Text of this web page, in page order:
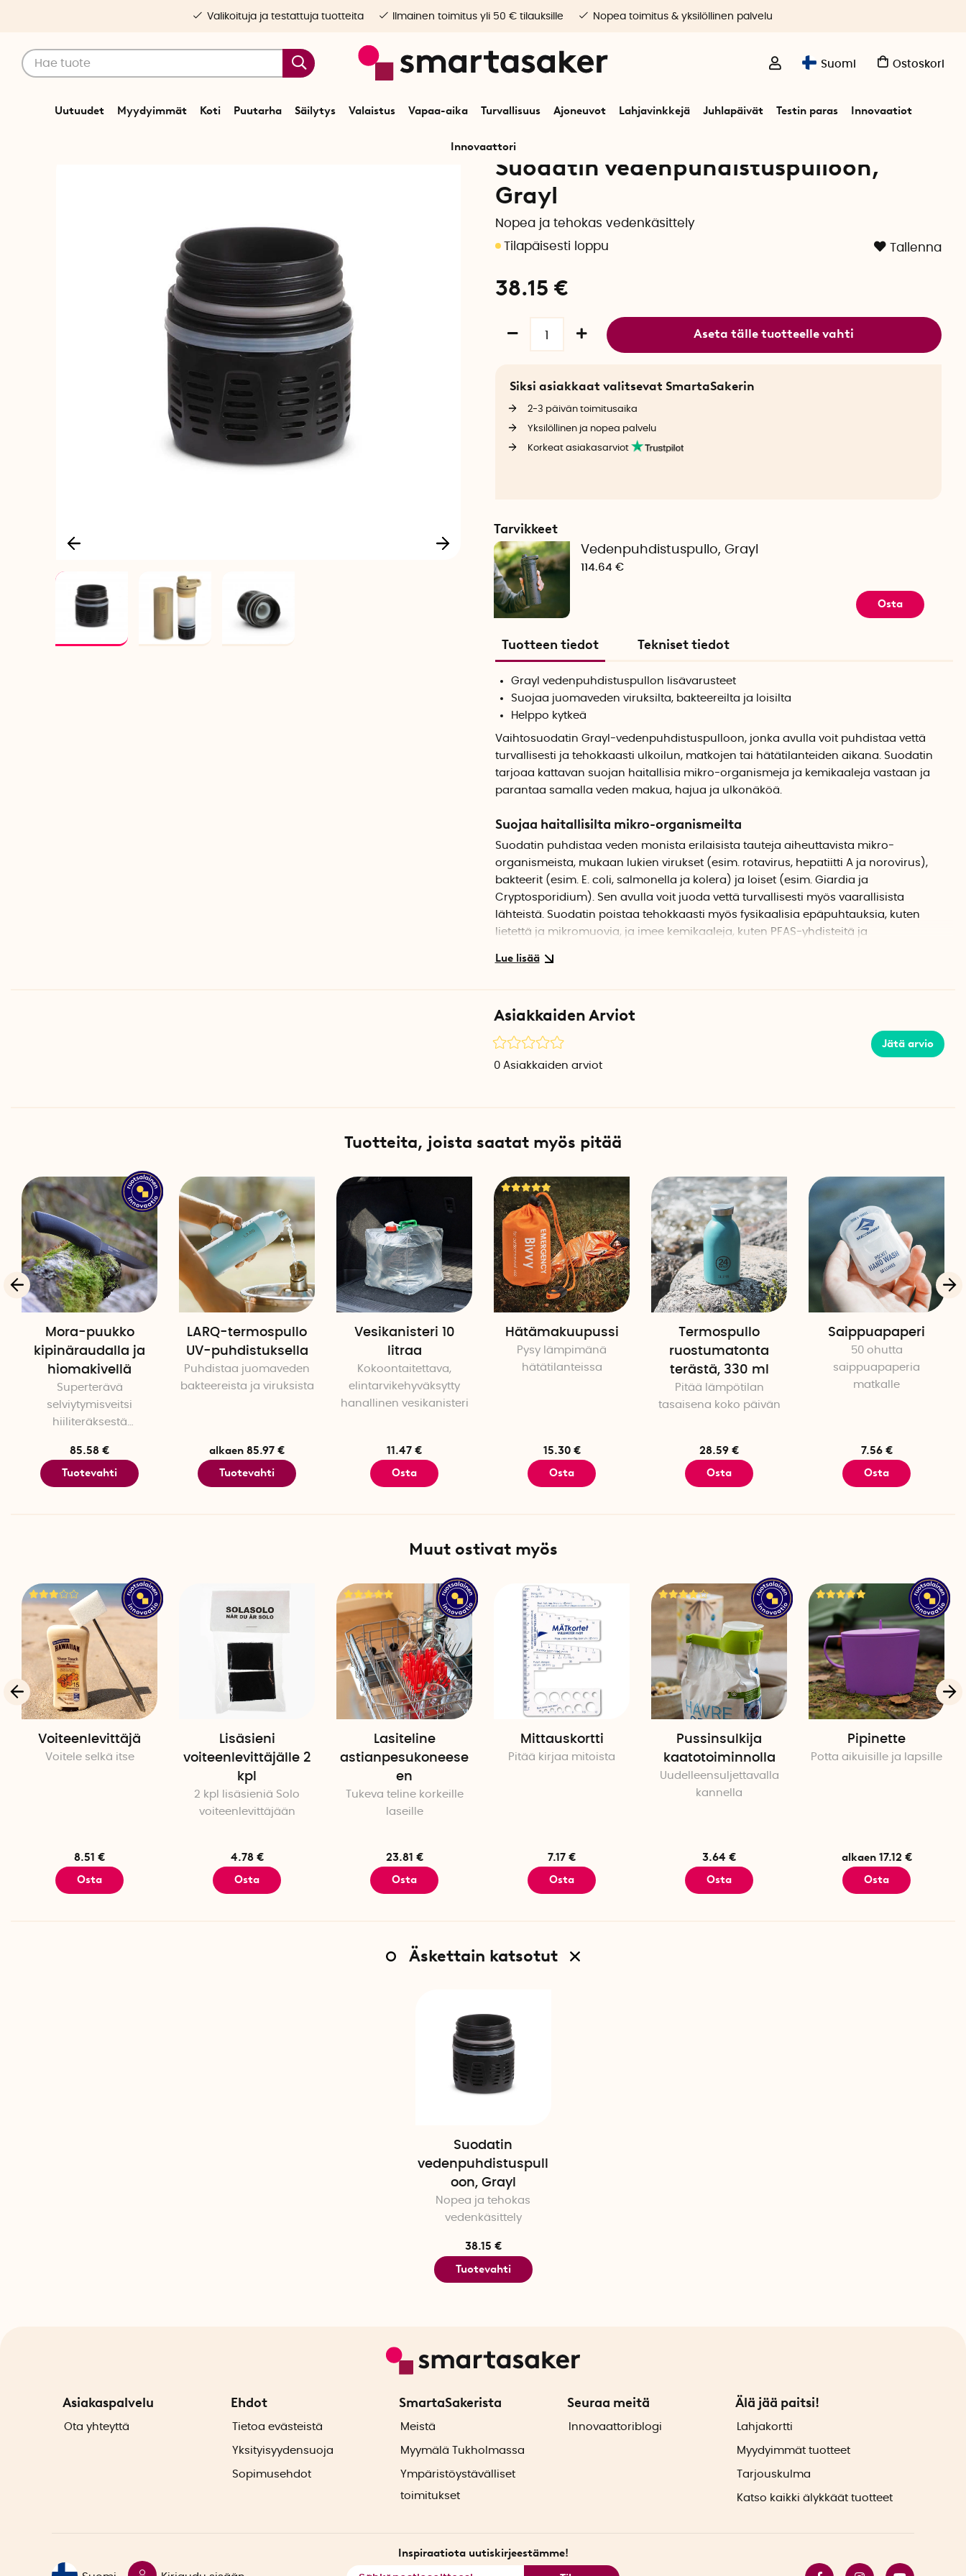
Suomi Ostoskori
Uutuudet Myydyimmät Koti Puutarha Säilytys Valaistus Vapaa-aika Turvallisuus Ajoneuvot Lahjavinkkejä Juhlapäivät Testin paras Innovaatiot
Innovaattori
Valikoituja ja testattuja tuotteita Ilmainen toimitus yli 50 € tilauksille Nopea toimitus & yksilöllinen palvelu
Suodatin vedenpuhdistuspulloon,
Grayl
Nopea ja tehokas vedenkäsittely
Tallenna
38.15 €
Aseta tälle tuotteelle vahti
Siksi asiakkaat valitsevat SmartaSakerin
2-3 päivän toimitusaika
Yksilöllinen ja nopea palvelu
Korkeat asiakasarviot
Tarvikkeet
Vedenpuhdistuspullo, Grayl
114.64 €
Osta
Tuotteen tiedot Tekniset tiedot
Grayl vedenpuhdistuspullon lisävarusteet
Suojaa juomaveden viruksilta, bakteereilta ja loisilta
Helppo kytkeä
Vaihtosuodatin Grayl-vedenpuhdistuspulloon, jonka avulla voit puhdistaa vettä
turvallisesti ja tehokkaasti ulkoilun, matkojen tai hätätilanteiden aikana. Suodatin
tarjoaa kattavan suojan haitallisia mikro-organismeja ja kemikaaleja vastaan ja
parantaa samalla veden makua, hajua ja ulkonäköä.
Suojaa haitallisilta mikro-organismeilta
Suodatin puhdistaa veden monista erilaisista tauteja aiheuttavista mikro-
organismeista, mukaan lukien virukset (esim. rotavirus, hepatiitti A ja norovirus),
bakteerit (esim. E. coli, salmonella ja kolera) ja loiset (esim. Giardia ja
Cryptosporidium). Sen avulla voit juoda vettä turvallisesti myös vaarallisista
lähteistä. Suodatin poistaa tehokkaasti myös fysikaalisia epäpuhtauksia, kuten
lietettä ja mikromuovia, ja imee kemikaaleja, kuten PFAS-yhdisteitä ja
suodatin lähestyy käyttöikänsä loppua, veden painaminen sen läpi käy
raskaammaksi - kun painaminen kestää 25-30 sekuntia, suodatin on aika vaihtaa
(tai kun ensimmäisestä käyttökerrasta on kulunut 3 vuotta). Suodatin jatkaa
Tekniset tiedot
Materiaali: Elintarvikelaatuinen ABS-muovi ja silikoni
Paino: 80 g
Leveys: 6,7 cm
Korkeus: 7,3 cm
Käyttöikä: 300 käyttökertaa (150 litraa vettä).
Määrä pakkausta kohti: 1
Asiakkaiden Arviot
Jätä arvio
0 Asiakkaiden arviot
Tuotteita, joista saatat myös pitää
Mora-puukko
kipinäraudalla ja
hiomakivellä
Superterävä
selviytymisveitsi
hiiliteräksestä
85.58 €
Tuotevahti
LARQ-termospullo
UV-puhdistuksella
Puhdistaa juomaveden
bakteereista ja viruksista
alkaen 85.97 €
Tuotevahti
Vesikanisteri 10
litraa
Kokoontaitettava,
elintarvikehyväksytty
hanallinen vesikanisteri
11.47 €
Osta
Hätämakuupussi
Pysy lämpimänä
hätätilanteissa
15.30 €
Osta
Termospullo
ruostumatonta
terästä, 330 ml
Pitää lämpötilan
tasaisena koko päivän
28.59 €
Osta
Saippuapaperi
50 ohutta
saippuapaperia
matkalle
7.56 €
Osta
Muut ostivat myös
Voiteenlevittäjä
Voitele selkä itse
8.51 €
Osta
Lisäsieni
voiteenlevittäjälle 2
kpl
2 kpl lisäsieniä Solo
voiteenlevittäjään
4.78 €
Osta
Lasiteline
astianpesukoneese
en
Tukeva teline korkeille
laseille
23.81 €
Osta
Mittauskortti
Pitää kirjaa mitoista
7.17 €
Osta
Pussinsulkija
kaatotoiminnolla
Uudelleensuljettavalla
kannella
3.64 €
Osta
Pipinette
Potta aikuisille ja lapsille
alkaen 17.12 €
Osta
Äskettain katsotut
Suodatin
vedenpuhdistuspull
oon, Grayl
Nopea ja tehokas
vedenkäsittely
38.15 €
Tuotevahti
Asiakaspalvelu
Ota yhteyttä
Ehdot
Tietoa evästeistä
Yksityisyydensuoja
Sopimusehdot
SmartaSakerista
Meistä
Myymälä Tukholmassa
Ympäristöystävälliset
toimitukset
Seuraa meitä
Innovaattoriblogi
Älä jää paitsi!
Lahjakortti
Myydyimmät tuotteet
Tarjouskulma
Katso kaikki älykkäät tuotteet
Inspiraatiota uutiskirjeestämme!